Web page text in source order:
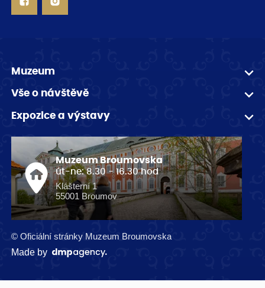
Muzeum
Vše o návštěvě
Expozice a výstavy
Muzeum Broumovska
út-ne: 8.30 - 16.30 hod
Klášterní 1
55001 Broumov
© Oficiální stránky Muzeum Broumovska
Made by